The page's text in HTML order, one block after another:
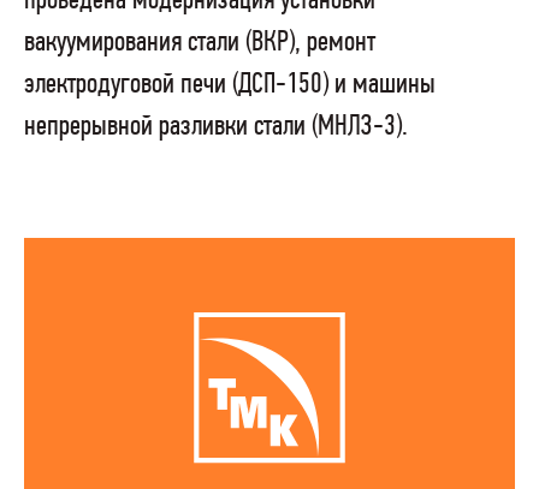
вакуумирования стали (ВКР), ремонт
электродуговой печи (ДСП-150) и машины
непрерывной разливки стали (МНЛЗ-3).